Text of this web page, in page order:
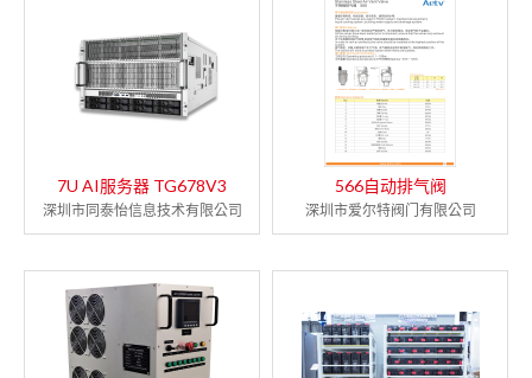
7U AI服务器 TG678V3
深圳市同泰怡信息技术有限公司
566自动排气阀
深圳市爱尔特阀门有限公司